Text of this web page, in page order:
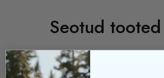
Seotud tooted